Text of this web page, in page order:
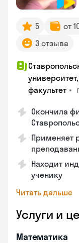
5 от
3 отзыва
факультет •
Окончила
Применяет
Находит
ученику
Читать дальше
Услуги и
Математика